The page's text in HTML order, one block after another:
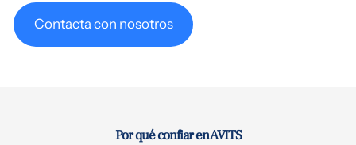
Contacta con nosotros
Por qué confiar en AVITS